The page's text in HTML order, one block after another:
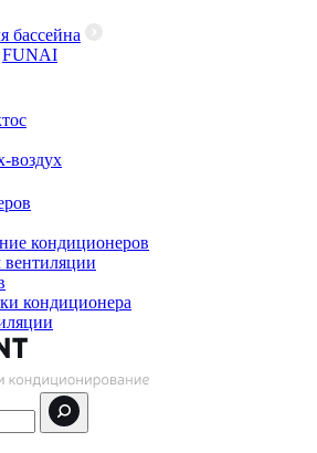
бассейна
FUNAI
воздух
кондиционеров
кондиционера